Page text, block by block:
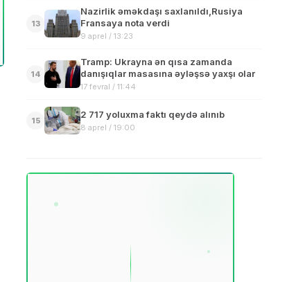
13
Nazirlik əməkdaşı saxlanıldı,Rusiya
Fransaya nota verdi
9 aprel / 13:23
14
Tramp: Ukrayna ən qısa zamanda
danışıqlar masasına əyləşsə yaxşı olar
17 fevral / 11:44
15
2 717 yoluxma faktı qeydə alınıb
8 aprel / 19:00